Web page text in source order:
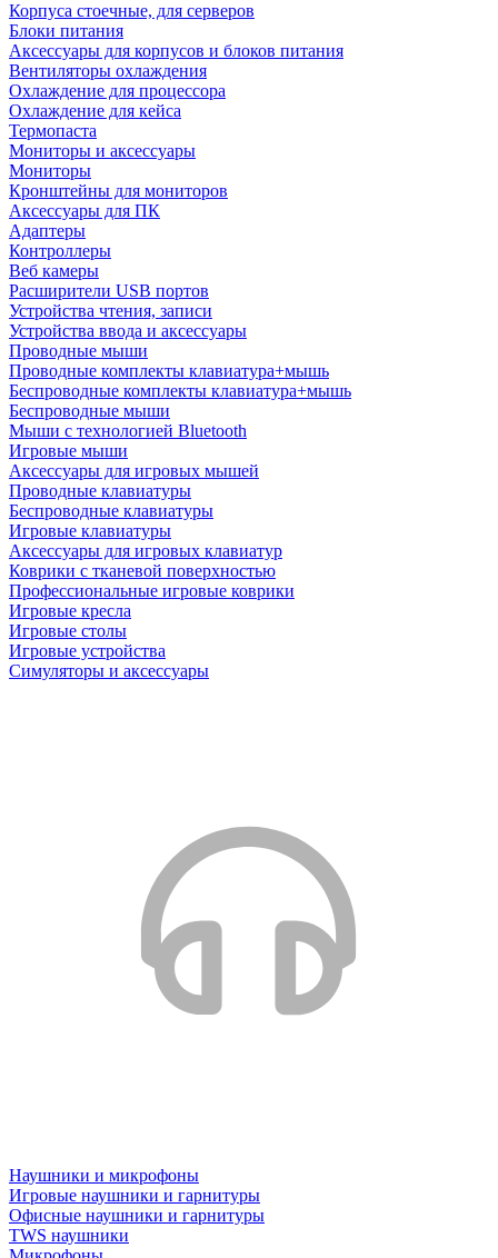
Корпуса стоечные, для серверов
Блоки питания
Аксессуары для корпусов и блоков питания
Вентиляторы охлаждения
Охлаждение для процессора
Охлаждение для кейса
Термопаста
Мониторы и аксессуары
Мониторы
Кронштейны для мониторов
Аксессуары для ПК
Адаптеры
Контроллеры
Веб камеры
Расширители USB портов
Устройства чтения, записи
Устройства ввода и аксессуары
Проводные мыши
Проводные комплекты клавиатура+мышь
Беспроводные комплекты клавиатура+мышь
Беспроводные мыши
Мыши с технологией Bluetooth
Игровые мыши
Аксессуары для игровых мышей
Проводные клавиатуры
Беспроводные клавиатуры
Игровые клавиатуры
Аксессуары для игровых клавиатур
Коврики с тканевой поверхностью
Профессиональные игровые коврики
Игровые кресла
Игровые столы
Игровые устройства
Симуляторы и аксессуары
Наушники и микрофоны
Игровые наушники и гарнитуры
Офисные наушники и гарнитуры
TWS наушники